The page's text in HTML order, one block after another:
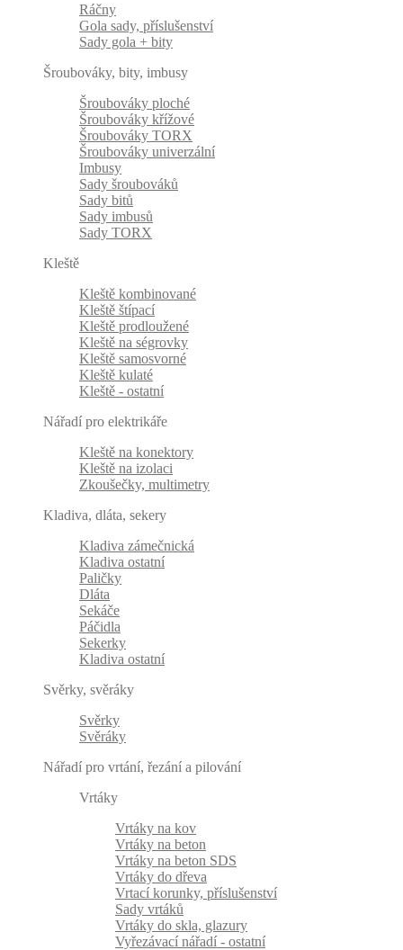
Ráčny
Gola sady, příslušenství
Sady gola + bity
Šroubováky, bity, imbusy
Šroubováky ploché
Šroubováky křížové
Šroubováky TORX
Šroubováky univerzální
Imbusy
Sady šroubováků
Sady bitů
Sady imbusů
Sady TORX
Kleště
Kleště kombinované
Kleště štípací
Kleště prodloužené
Kleště na ségrovky
Kleště samosvorné
Kleště kulaté
Kleště - ostatní
Nářadí pro elektrikáře
Kleště na konektory
Kleště na izolaci
Zkoušečky, multimetry
Kladiva, dláta, sekery
Kladiva zámečnická
Kladiva ostatní
Paličky
Dláta
Sekáče
Páčidla
Sekerky
Kladiva ostatní
Svěrky, svěráky
Svěrky
Svěráky
Nářadí pro vrtání, řezání a pilování
Vrtáky
Vrtáky na kov
Vrtáky na beton
Vrtáky na beton SDS
Vrtáky do dřeva
Vrtací korunky, příslušenství
Sady vrtáků
Vrtáky do skla, glazury
Vyřezávací nářadí - ostatní